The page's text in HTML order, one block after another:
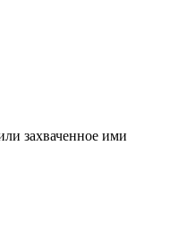
захваченное ими